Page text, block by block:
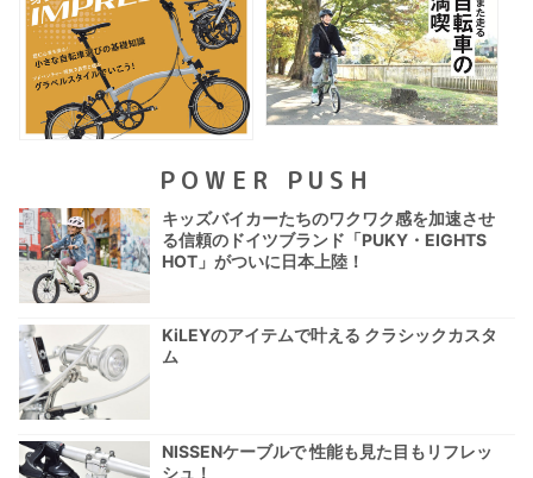
POWER PUSH
キッズバイカーたちのワクワク感を加速させ
る信頼のドイツブランド「PUKY・EIGHTS
HOT」がついに日本上陸！
KiLEYのアイテムで叶える クラシックカスタ
ム
NISSENケーブルで 性能も見た目もリフレッ
シュ！